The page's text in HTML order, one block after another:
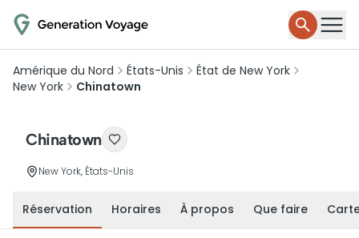
Amérique du Nord États-Unis
État de New York
New York
Chinatown
Chinatown
New York, États-Unis
Réservation Horaires À propos Que faire